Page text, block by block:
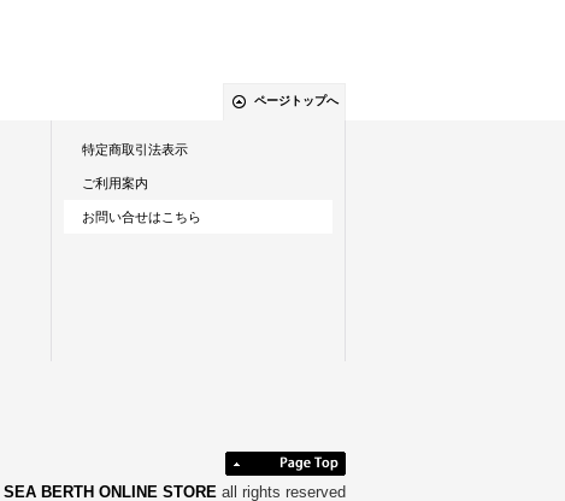
ページトップへ
特定商取引法表示
ご利用案内
お問い合せはこちら
SEA BERTH ONLINE STORE all rights reserved